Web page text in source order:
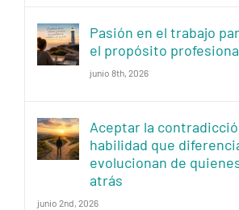
Pasión en el trabajo
el propósito
junio 8th, 2026
Aceptar la
habilidad que
evolucionan de
atrás
junio 2nd, 2026